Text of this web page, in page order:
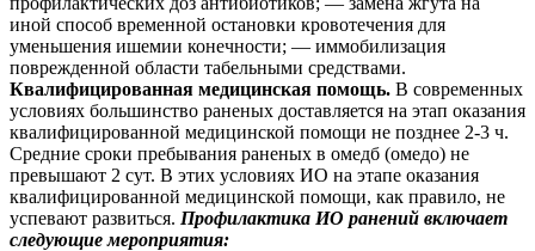
иной способ временной остановки кровотечения для
уменьшения ишемии конечности; — иммобилизация
поврежденной области табельными средствами.
Квалифицированная медицинская помощь. В современных
условиях большинство раненых доставляется на этап оказания
квалифицированной медицинской помощи не позднее 2-3 ч.
Средние сроки пребывания раненых в омедб (омедо) не
превышают 2 сут. В этих условиях ИО на этапе оказания
квалифицированной медицинской помощи, как правило, не
успевают развиться. Профилактика ИО ранений включает
следующие мероприятия: